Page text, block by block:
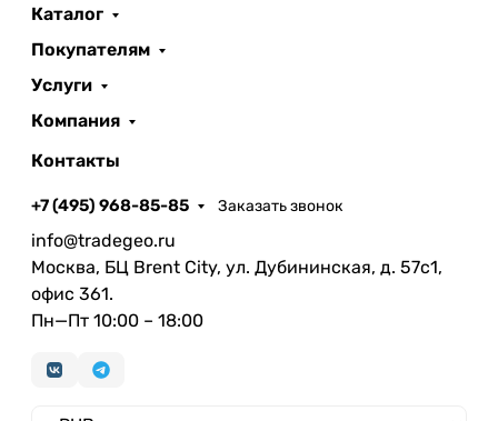
Каталог
Покупателям
Услуги
Компания
Контакты
+7 (495) 968-85-85 Заказать звонок
info@tradegeo.ru
Москва, БЦ Brent City, ул. Дубининская, д. 57с1,
офис 361.
Пн—Пт 10:00 – 18:00